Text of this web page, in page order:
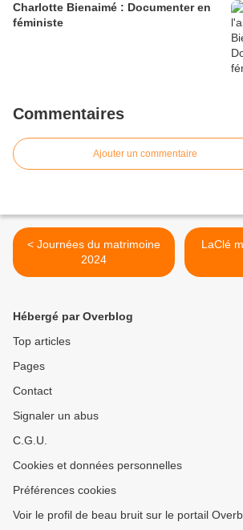
Charlotte Bienaimé : Documenter en
féministe
Commentaires
Ajouter un commentaire
< Journées du matrimoine
2024
LaClé
Hébergé par Overblog
Top articles
Pages
Contact
Signaler un abus
C.G.U.
Cookies et données personnelles
Préférences cookies
Voir le profil de beau bruit sur le portail